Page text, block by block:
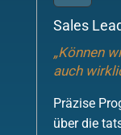
Sales
„Können
auch
Präzise
über die